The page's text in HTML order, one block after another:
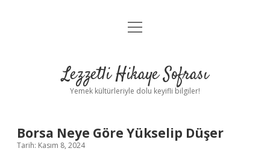
Anasayfa
Yasal Uyarı
menüyü
Lezzetli Hikaye Sofrası
Yemek kültürleriyle dolu keyifli bilgiler!
Borsa Neye Göre Yükselip Düşer
Tarih: Kasım 8, 2024